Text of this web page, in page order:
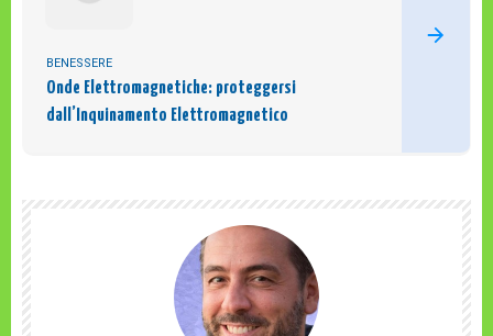
BENESSERE
Onde Elettromagnetiche: proteggersi
dall’Inquinamento Elettromagnetico